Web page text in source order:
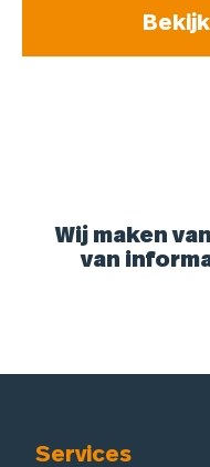
Wij maken
van
Services